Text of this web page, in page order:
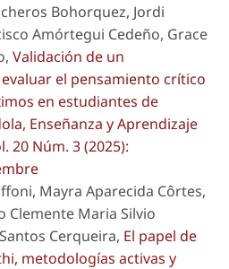
Bohorquez, Jordi
Amórtegui Cedeño, Grace
Validación de un
el pensamiento crítico
en estudiantes de
Enseñanza y Aprendizaje
20 Núm. 3 (2025):
Mayra Aparecida Côrtes,
Clemente Maria Silvio
Cerqueira, El papel de
metodologías activas y